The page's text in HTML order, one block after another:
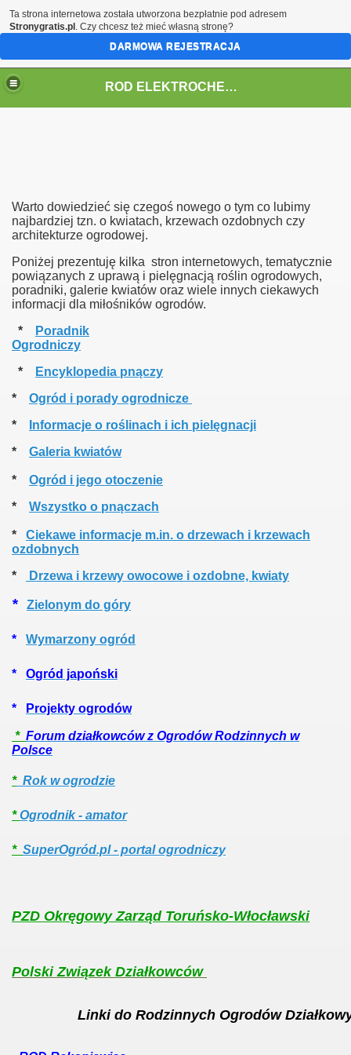
ROD ELEKTROCHEM w Grudziądzu
Warto dowiedzieć się czegoś nowego o tym co lubimy
najbardziej tzn. o kwiatach, krzewach ozdobnych czy
architekturze ogrodowej.
Poniżej prezentuję kilka stron internetowych, tematycznie
powiązanych z uprawą i pielęgnacją roślin ogrodowych,
poradniki, galerie kwiatów oraz wiele innych ciekawych
informacji dla miłośników ogrodów.
*
Poradnik
Ogrodniczy
*
Encyklopedia pnączy
*
Ogród i porady ogrodnicze
*
Informacje o roślinach i ich pielęgnacji
*
Galeria kwiatów
*
Ogród i jego otoczenie
*
Wszystko o pnączach
* Ciekawe informacje m.in. o drzewach i krzewach
ozdobnych
*
Drzewa i krzewy owocowe i ozdobne, kwiaty
* Zielonym do góry
* Wymarzony ogród
* Ogród japoński
* Projekty ogrodów
* Forum działkowców z Ogrodów Rodzinnych w
Polsce
* Rok w ogrodzie
*Ogrodnik - amator
* SuperOgród.pl - portal ogrodniczy
PZD Okręgowy Zarząd Toruńsko-Włocławski
Polski Związek Działkowców
Linki do Rodzinnych Ogrodów
Ta strona internetowa została utworzona bezpłatnie pod adresem
Stronygratis.pl . Czy chcesz też mieć własną stronę?
DARMOWA REJESTRACJA